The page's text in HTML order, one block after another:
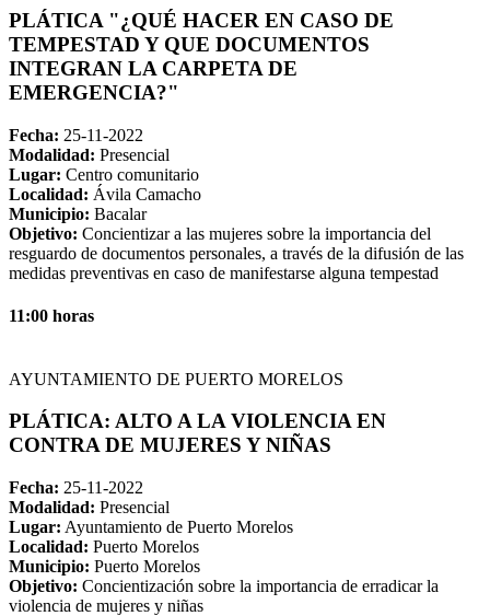
PLÁTICA "¿QUÉ HACER EN CASO DE
TEMPESTAD Y QUE DOCUMENTOS
INTEGRAN LA CARPETA DE
EMERGENCIA?"
Fecha: 25-11-2022
Modalidad: Presencial
Lugar: Centro comunitario
Localidad: Ávila Camacho
Municipio: Bacalar
Objetivo: Concientizar a las mujeres sobre la importancia del
resguardo de documentos personales, a través de la difusión de las
medidas preventivas en caso de manifestarse alguna tempestad
11:00 horas
AYUNTAMIENTO DE PUERTO MORELOS
PLÁTICA: ALTO A LA VIOLENCIA EN
CONTRA DE MUJERES Y NIÑAS
Fecha: 25-11-2022
Modalidad: Presencial
Lugar: Ayuntamiento de Puerto Morelos
Localidad: Puerto Morelos
Municipio: Puerto Morelos
Objetivo: Concientización sobre la importancia de erradicar la
violencia de mujeres y niñas